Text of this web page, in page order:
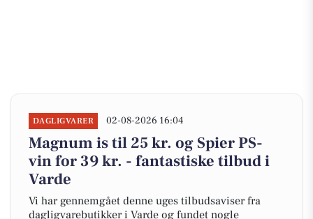
DAGLIGVARER 02-08-2026 16:04
Magnum is til 25 kr. og Spier PS-
vin for 39 kr. - fantastiske tilbud i
Varde
Vi har gennemgået denne uges tilbudsaviser fra
dagligvarebutikker i Varde og fundet nogle